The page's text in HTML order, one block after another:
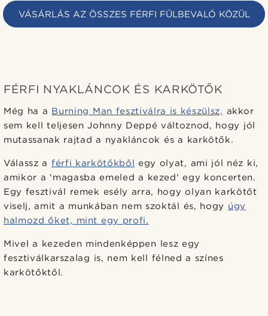
VÁSÁRLÁS AZ ÖSSZES FÉRFI FÜLBEVALÓ KÖZÜL
FÉRFI NYAKLÁNCOK ÉS KARKÖTŐK
Még ha a Burning Man fesztiválra is készülsz, akkor
sem kell teljesen Johnny Deppé változnod, hogy jól
mutassanak rajtad a nyakláncok és a karkötők.
Válassz a férfi karkötőkből egy olyat, ami jól néz ki,
amikor a 'magasba emeled a kezed' egy koncerten.
Egy fesztivál remek esély arra, hogy olyan karkötőt
viselj, amit a munkában nem szoktál és, hogy úgy
halmozd őket, mint egy profi.
Mivel a kezeden mindenképpen lesz egy
fesztiválkarszalag is, nem kell félned a színes
karkötőktől.